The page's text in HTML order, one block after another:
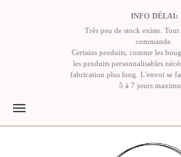
INFO DÉLAI:
Très peu de stock existe. Tout
commande.
Certains produits, comme les
les produits personnalisables
fabrication plus long. L'envoi se
5 à 7 jours
